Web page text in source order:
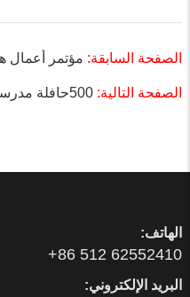
الصفحة السابقة: مؤتمر أعمال
الصفحة التالية:
الهاتف:
01425526 215 68+
البريد الإلكتروني: